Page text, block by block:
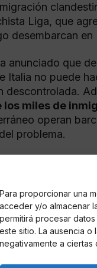
Para proporcionar una
acceder y/o almacenar
permitirá procesar
este sitio. La ausencia
negativamente a ciertas
Liga, que
desembarcan en
anunciado que
Italia no puede
descontrolada.
miles de
operan
problema.